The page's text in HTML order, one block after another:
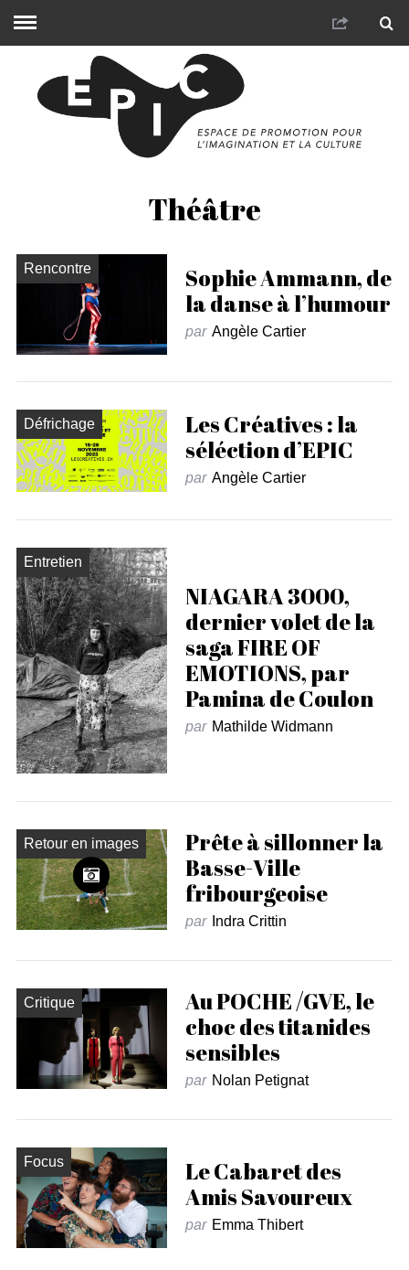
Théâtre
Rencontre
Sophie Ammann, de
la danse à l’humour
par Angèle Cartier
Défrichage
Les Créatives : la
séléction d’EPIC
par Angèle Cartier
Entretien
NIAGARA 3000,
dernier volet de la
saga FIRE OF
EMOTIONS, par
Pamina de Coulon
par Mathilde Widmann
Retour en images
Prête à sillonner la
Basse-Ville
fribourgeoise
par Indra Crittin
Critique
Au POCHE /GVE, le
choc des titanides
sensibles
par Nolan Petignat
Focus
Le Cabaret des
Amis Savoureux
par Emma Thibert